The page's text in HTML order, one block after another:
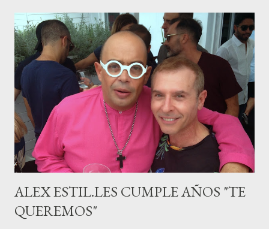
haciéndole padre de un precioso niño. Marta ha sido toda una
campeona, durante los primeros 3 meses de embarazo tuvo que
guardar reposo debido a un síndrome llamado
“hiperemesisgravídica”.Pasados los meses fatídicos de
gestación Marta tiró adelante con el embarazo, ahora es una
mamá feliz. Otro de los modelos que ha sido padre este año ha
sido el madrileño, Emilio Flores , el top que desfiló en las mejores
pasarelas ...
ALEX ESTIL.LES CUMPLE AÑOS "TE
QUEREMOS"